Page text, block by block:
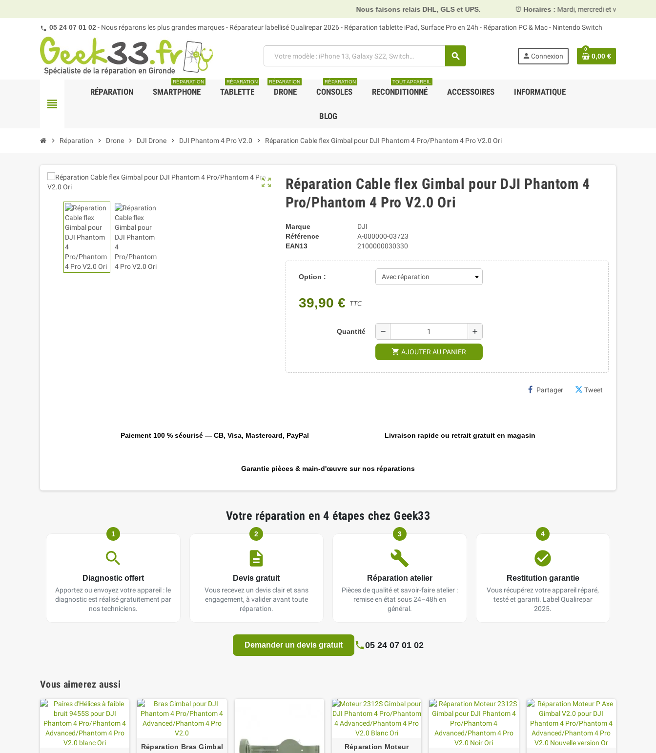
Nous faisons relais DHL, GLS et UPS. ⏰Horaires : Mardi, mercredi et vendredi 10h00–13h30 &
05 24 07 01 02- Nous réparons les plus grandes marques - Réparateur labellisé Qualirepar 2026 - Réparation tablette iPad, Surface Pro en 24h - Réparation PC & Mac - Nintendo Switch
search person Connexion
0
0,00 €
view_headline
RÉPARATION SMARTPHONE
RÉPARATION
TABLETTE
RÉPARATION
DRONE
RÉPARATION
CONSOLES
RÉPARATION
RECONDITIONNÉ
TOUT APPAREIL
ACCESSOIRES INFORMATIQUE
BLOG
chevron_right Réparation chevron_right Drone chevron_right DJI Drone chevron_right DJI Phantom 4 Pro V2.0 chevron_right Réparation Cable flex Gimbal pour DJI Phantom 4 Pro/Phantom 4 Pro V2.0 Ori
zoom_out_map
Réparation Cable flex Gimbal pour DJI Phantom 4
Pro/Phantom 4 Pro V2.0 Ori
Marque
DJI
Référence
A-000000-03723
EAN13
2100000030330
Option :
39,90 € TTC
Quantité remove add
shopping_cart AJOUTER AU PANIER
Partager Tweet
Paiement 100 % sécurisé — CB, Visa, Mastercard, PayPal Livraison rapide ou retrait gratuit en magasin
Garantie pièces & main-d'œuvre sur nos réparations
Votre réparation en 4 étapes chez Geek33
1
Diagnostic offert
Apportez ou envoyez votre appareil : le
diagnostic est réalisé gratuitement par
nos techniciens.
2
Devis gratuit
Vous recevez un devis clair et sans
engagement, à valider avant toute
réparation.
3
Réparation atelier
Pièces de qualité et savoir-faire atelier :
remise en état sous 24–48h en
général.
4
Restitution garantie
Vous récupérez votre appareil réparé,
testé et garanti. Label Qualirepar
2025.
Demander un devis gratuit 05 24 07 01 02
Vous aimerez aussi
Réparation Bras Gimbal
Réparation Moteur